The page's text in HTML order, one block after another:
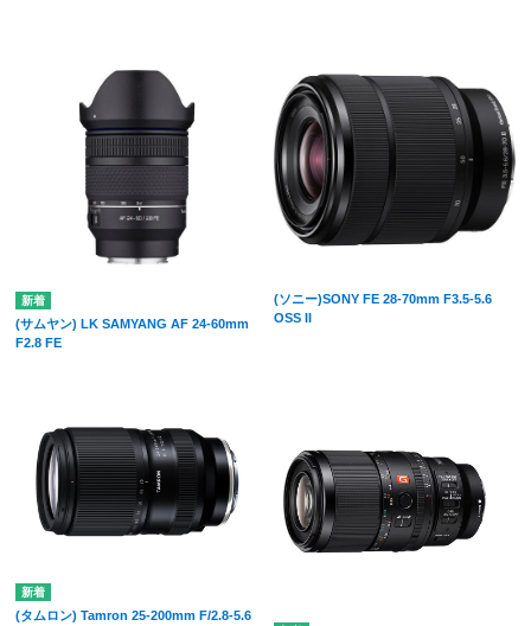
(サムヤン) LK SAMYANG AF 24-60mm
F2.8 FE
(ソニー)SONY FE 28-70mm F3.5-5.6
OSS II
(タムロン) Tamron 25-200mm F/2.8-5.6